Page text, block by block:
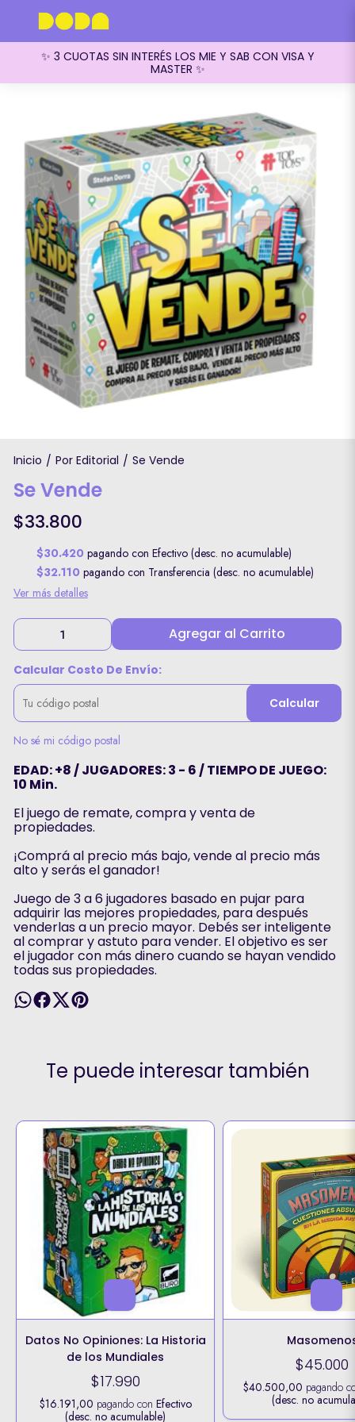
✨ 3 CUOTAS SIN INTERÉS LOS MIE Y SAB CON VISA Y
MASTER ✨
Inicio / Por Editorial / Se Vende
Se Vende
$33.800
$30.420 pagando con Efectivo (desc. no acumulable)
$32.110 pagando con Transferencia (desc. no acumulable)
Ver más detalles
Agregar al Carrito
Calcular Costo De Envío:
Calcular
No sé mi código postal
EDAD: +8 / JUGADORES: 3 - 6 / TIEMPO DE JUEGO:
10 Min.
El juego de remate, compra y venta de
propiedades.
¡Comprá al precio más bajo, vende al precio más
alto y serás el ganador!
Juego de 3 a 6 jugadores basado en pujar para
adquirir las mejores propiedades, para después
venderlas a un precio mayor. Debés ser inteligente
al comprar y astuto para vender. El objetivo es ser
el jugador con más dinero cuando se hayan vendido
todas sus propiedades.
Te puede interesar también
Datos No Opiniones: La Historia
de los Mundiales
$17.990
$16.191,00 pagando con Efectivo
(desc. no acumulable)
$45.000
$40.500,00 pagando
(desc. no